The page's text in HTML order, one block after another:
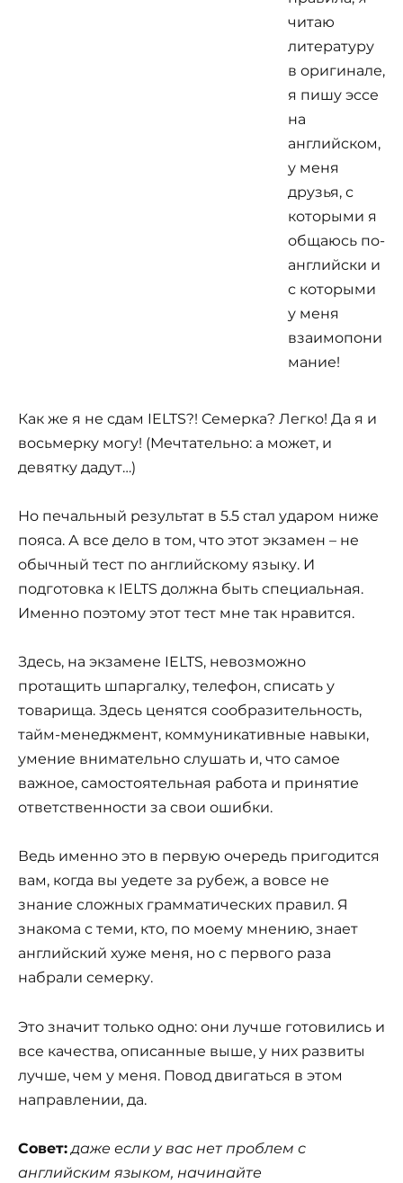
читаю
литературу
в оригинале,
я пишу эссе
на
английском,
у меня
друзья, с
которыми я
общаюсь по-
английски и
с которыми
у меня
взаимопони
мание!
Как же я не сдам IELTS?! Семерка? Легко! Да я и
восьмерку могу! (Мечтательно: а может, и
девятку дадут…)
Но печальный результат в 5.5 стал ударом ниже
пояса. А все дело в том, что этот экзамен – не
обычный тест по английскому языку. И
подготовка к IELTS должна быть специальная.
Именно поэтому этот тест мне так нравится.
Здесь, на экзамене IELTS, невозможно
протащить шпаргалку, телефон, списать у
товарища. Здесь ценятся сообразительность,
тайм-менеджмент, коммуникативные навыки,
умение внимательно слушать и, что самое
важное, самостоятельная работа и принятие
ответственности за свои ошибки.
Ведь именно это в первую очередь пригодится
вам, когда вы уедете за рубеж, а вовсе не
знание сложных грамматических правил. Я
знакома с теми, кто, по моему мнению, знает
английский хуже меня, но с первого раза
набрали семерку.
Это значит только одно: они лучше готовились и
все качества, описанные выше, у них развиты
лучше, чем у меня. Повод двигаться в этом
направлении, да.
Совет: даже если у вас нет проблем с
английским языком, начинайте